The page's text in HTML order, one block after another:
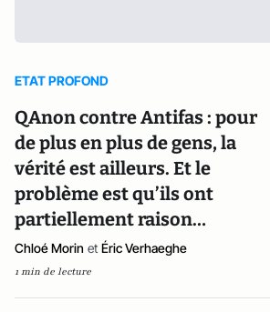
ETAT PROFOND
QAnon contre Antifas : pour
de plus en plus de gens, la
vérité est ailleurs. Et le
problème est qu’ils ont
partiellement raison…
Chloé Morin et Éric Verhaeghe
1 min de lecture